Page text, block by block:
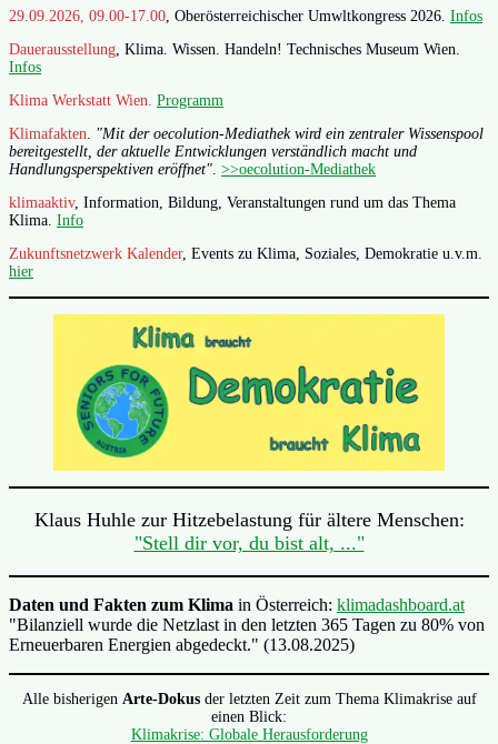
29.09.2026, 09.00-17.00, Oberösterreichischer Umwltkongress 2026. Infos
Dauerausstellung, Klima. Wissen. Handeln! Technisches Museum Wien.
Infos
Klima Werkstatt Wien. Programm
Klimafakten. "Mit der oecolution-Mediathek wird ein zentraler Wissenspool
bereitgestellt, der aktuelle Entwicklungen verständlich macht und
Handlungsperspektiven eröffnet". >>oecolution-Mediathek
klimaaktiv, Information, Bildung, Veranstaltungen rund um das Thema
Klima. Info
Zukunftsnetzwerk Kalender, Events zu Klima, Soziales, Demokratie u.v.m.
hier
Klaus Huhle zur Hitzebelastung für ältere Menschen:
"Stell dir vor, du bist alt, ..."
Daten und Fakten zum Klima in Österreich: klimadashboard.at
"Bilanziell wurde die Netzlast in den letzten 365 Tagen zu 80% von
Erneuerbaren Energien abgedeckt." (13.08.2025)
Alle bisherigen Arte-Dokusder letzten Zeit zum Thema Klimakrise auf
einen Blick:
Klimakrise: Globale Herausforderung